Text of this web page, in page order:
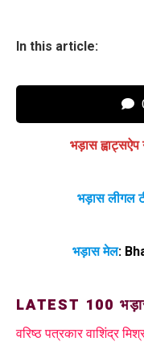
In this article:
भड़ास
भड़ास लीगल
भड़ास मेल:
LATEST 100
वरिष्ठ पत्रकार वाशिंद्र